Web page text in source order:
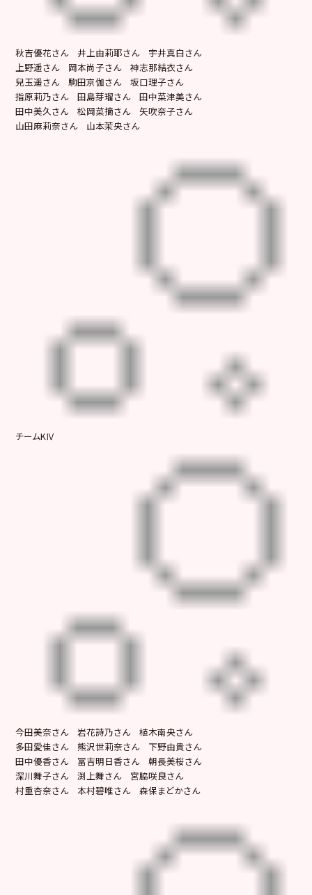
秋吉優花さん 井上由莉耶さん 宇井真白さん
上野遥さん 岡本尚子さん 神志那結衣さん
兒玉遥さん 駒田京伽さん 坂口理子さん
指原莉乃さん 田島芽瑠さん 田中菜津美さん
田中美久さん 松岡菜摘さん 矢吹奈子さん
山田麻莉奈さん 山本茉央さん
チームKⅣ
今田美奈さん 岩花詩乃さん 植木南央さん
多田愛佳さん 熊沢世莉奈さん 下野由貴さん
田中優香さん 冨吉明日香さん 朝長美桜さん
深川舞子さん 渕上舞さん 宮脇咲良さん
村重杏奈さん 本村碧唯さん 森保まどかさん